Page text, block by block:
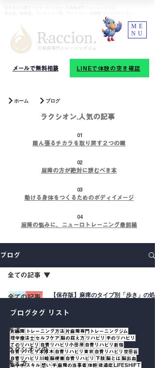
ME
NU
LINEで体験の空き確認
メールで無料相談
ホーム ブログ
ラクシオン.人気の記事
01
踏ん張るチカラを取り戻す２つの鍵
02
麻痺の方が絶対に読むべき本
03
動ける身体をつくるためのボディイメージ
04
麻痺の悩みに、ニューロトレーニング最前線
ブログ
全ての記事
トレーニング
方法
ラクシオンの
考え方
全ての記事
【保存版】麻痺のタイプ別「歩き」の処
か？
ブログタグ リスト
片麻痺 トレーニング方法 片麻痺専門トレーニングジム
理学療法士 セルフケア 脳の捉え方 リハビリ 手のリハビリ
てのリハビリ 自費リハビリ小田原 自費リハビリ新宿
自費リハビリ本厚木 自費リハビリ東京 自費リハビリ世田谷
自費リハビリ川崎 脳梗塞 自費リハビリ 下肢 脳とは 脳出血
脳卒中 スキル 想い 手 麻痺の当事者 体幹 後遺症 LIFESHIFT